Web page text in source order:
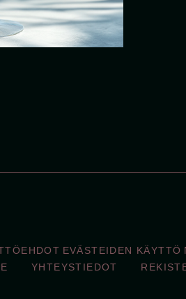
EVÄSTEIDEN KÄYTTÖ
YHTEYSTIEDOT